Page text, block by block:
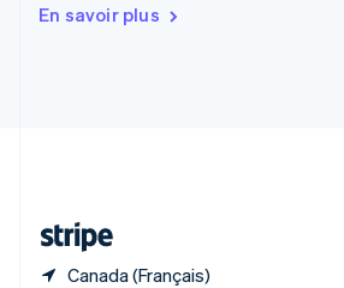
En savoir plus
Canada (Français)
English